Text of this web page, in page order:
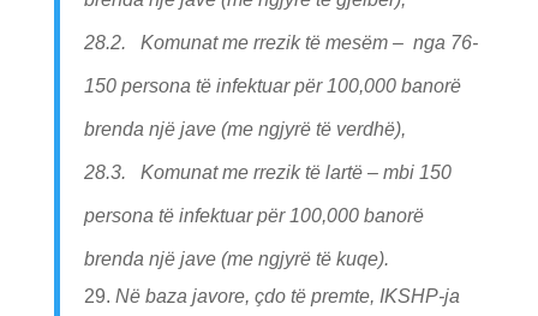
28.2. Komunat me rrezik të mesëm – nga 76-
150 persona të infektuar për 100,000 banorë
brenda një jave (me ngjyrë të verdhë),
28.3. Komunat me rrezik të lartë – mbi 150
persona të infektuar për 100,000 banorë
brenda një jave (me ngjyrë të kuqe).
Në baza javore, çdo të premte, IKSHP-ja